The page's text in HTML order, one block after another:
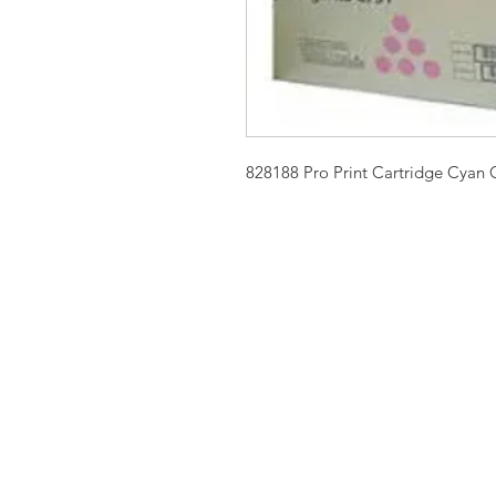
828188 Pro Print Cartridge Cyan